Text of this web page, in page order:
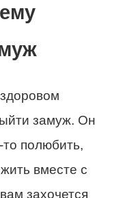
замуж. Он
то полюбить,
вместе с
захочется